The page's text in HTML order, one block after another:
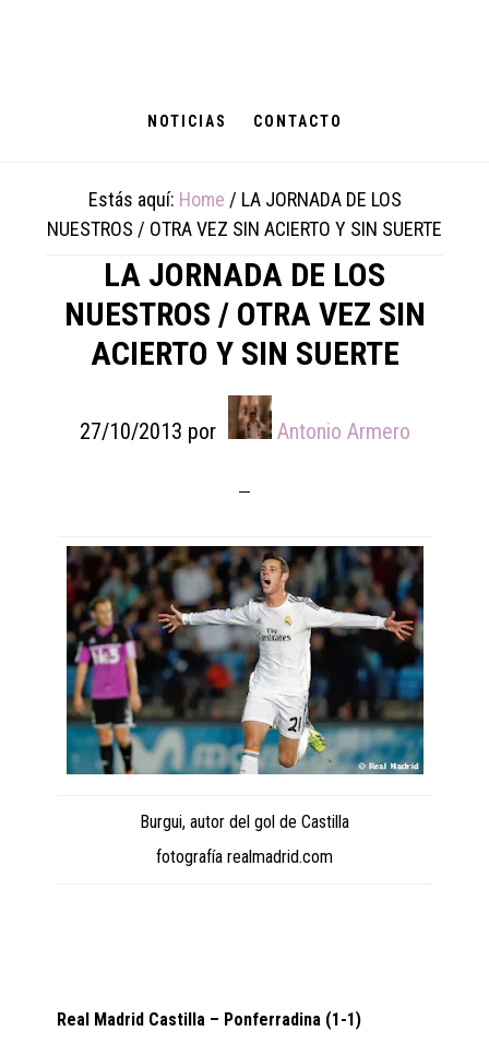
NOTICIAS CONTACTO
Estás aquí: Home / LA JORNADA DE LOS
NUESTROS / OTRA VEZ SIN ACIERTO Y SIN SUERTE
LA JORNADA DE LOS
NUESTROS / OTRA VEZ SIN
ACIERTO Y SIN SUERTE
27/10/2013 por Antonio Armero
Burgui, autor del gol de Castilla
fotografía realmadrid.com
Real Madrid Castilla – Ponferradina (1-1)